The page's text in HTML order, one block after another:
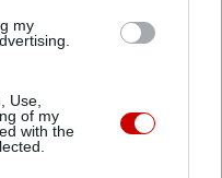
my
Use,
of my
with the